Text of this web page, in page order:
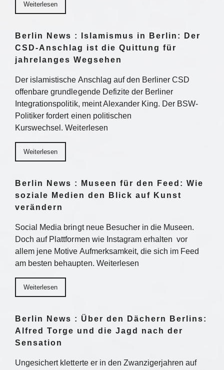
Weiterlesen
Berlin News : Islamismus in Berlin: Der
CSD-Anschlag ist die Quittung für
jahrelanges Wegsehen
Der islamistische Anschlag auf den Berliner CSD
offenbare grundlegende Defizite der Berliner
Integrationspolitik, meint Alexander King. Der BSW-
Politiker fordert einen politischen
Kurswechsel. Weiterlesen
Weiterlesen
Berlin News : Museen für den Feed: Wie
soziale Medien den Blick auf Kunst
verändern
Social Media bringt neue Besucher in die Museen.
Doch auf Plattformen wie Instagram erhalten vor
allem jene Motive Aufmerksamkeit, die sich im Feed
am besten behaupten. Weiterlesen
Weiterlesen
Berlin News : Über den Dächern Berlins:
Alfred Torge und die Jagd nach der
Sensation
Ungesichert kletterte er in den Zwanzigerjahren auf